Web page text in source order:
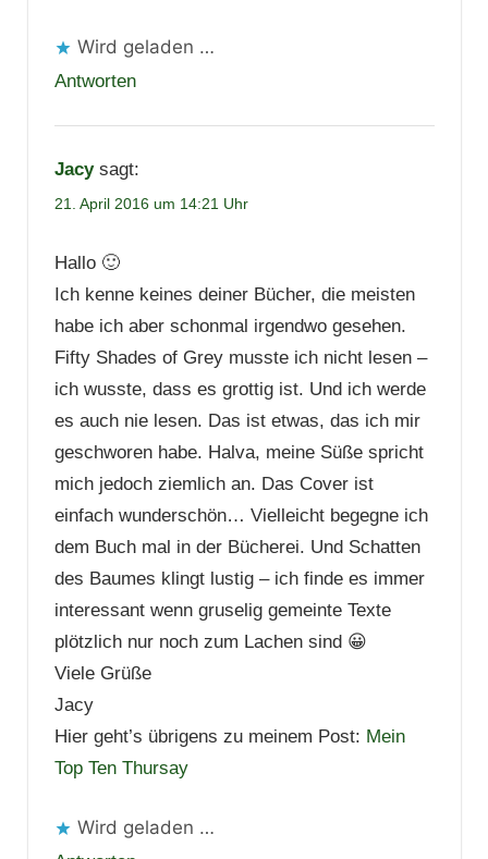
Wird geladen …
Antworten
Jacy sagt:
21. April 2016 um 14:21 Uhr
Hallo 🙂
Ich kenne keines deiner Bücher, die meisten
habe ich aber schonmal irgendwo gesehen.
Fifty Shades of Grey musste ich nicht lesen –
ich wusste, dass es grottig ist. Und ich werde
es auch nie lesen. Das ist etwas, das ich mir
geschworen habe. Halva, meine Süße spricht
mich jedoch ziemlich an. Das Cover ist
einfach wunderschön… Vielleicht begegne ich
dem Buch mal in der Bücherei. Und Schatten
des Baumes klingt lustig – ich finde es immer
interessant wenn gruselig gemeinte Texte
plötzlich nur noch zum Lachen sind 😀
Viele Grüße
Jacy
Hier geht’s übrigens zu meinem Post: Mein
Top Ten Thursay
Wird geladen …